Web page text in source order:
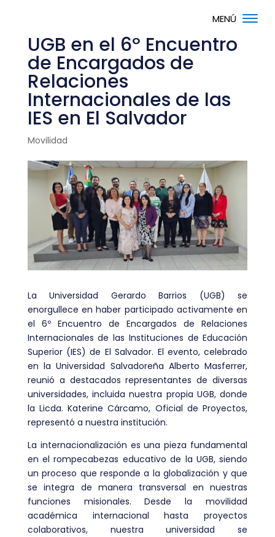
UGB en el 6º Encuentro
de Encargados de
Relaciones
Internacionales de las
IES en El Salvador
Movilidad
La Universidad Gerardo Barrios (UGB) se
enorgullece en haber participado activamente en
el 6º Encuentro de Encargados de Relaciones
Internacionales de las Instituciones de Educación
Superior (IES) de El Salvador. El evento, celebrado
en la Universidad Salvadoreña Alberto Masferrer,
reunió a destacados representantes de diversas
universidades, incluida nuestra propia UGB, donde
la Licda. Katerine Cárcamo, Oficial de Proyectos,
representó a nuestra institución.
La internacionalización es una pieza fundamental
en el rompecabezas educativo de la UGB, siendo
un proceso que responde a la globalización y que
se integra de manera transversal en nuestras
funciones misionales. Desde la movilidad
académica internacional hasta proyectos
colaborativos, nuestra universidad se